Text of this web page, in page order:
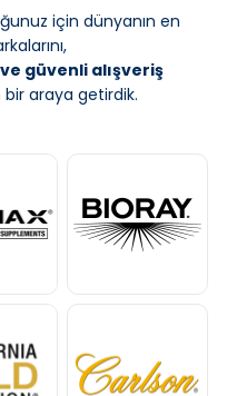
için dünyanın en
güvenli alışveriş
bir araya getirdik.